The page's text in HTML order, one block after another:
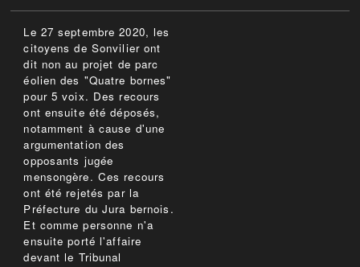
Le 27 septembre 2020, les
citoyens de Sonvilier ont
dit non au projet de parc
éolien des "Quatre bornes"
pour 5 voix. Des recours
ont ensuite été déposés,
notamment à cause d'une
argumentation des
opposants jugée
mensongère. Ces recours
ont été rejetés par la
Préfecture du Jura bernois.
Et comme personne n'a
ensuite porté l'affaire
devant le Tribunal